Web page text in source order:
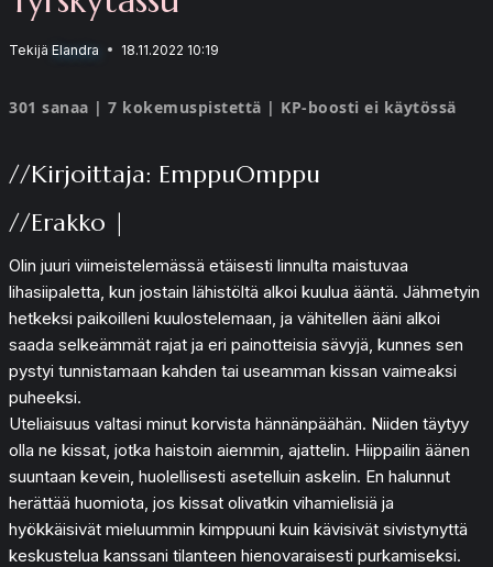
Tekijä Elandra 18.11.2022 10:19
301 sanaa | 7 kokemuspistettä | KP-boosti ei käytössä
//Kirjoittaja: EmppuOmppu
//Erakko |
Olin juuri viimeistelemässä etäisesti linnulta maistuvaa
lihasiipaletta, kun jostain lähistöltä alkoi kuulua ääntä. Jähmetyin
hetkeksi paikoilleni kuulostelemaan, ja vähitellen ääni alkoi
saada selkeämmät rajat ja eri painotteisia sävyjä, kunnes sen
pystyi tunnistamaan kahden tai useamman kissan vaimeaksi
puheeksi.
Uteliaisuus valtasi minut korvista hännänpäähän. Niiden täytyy
olla ne kissat, jotka haistoin aiemmin, ajattelin. Hiippailin äänen
suuntaan kevein, huolellisesti asetelluin askelin. En halunnut
herättää huomiota, jos kissat olivatkin vihamielisiä ja
hyökkäisivät mieluummin kimppuuni kuin kävisivät sivistynyttä
keskustelua kanssani tilanteen hienovaraisesti purkamiseksi.